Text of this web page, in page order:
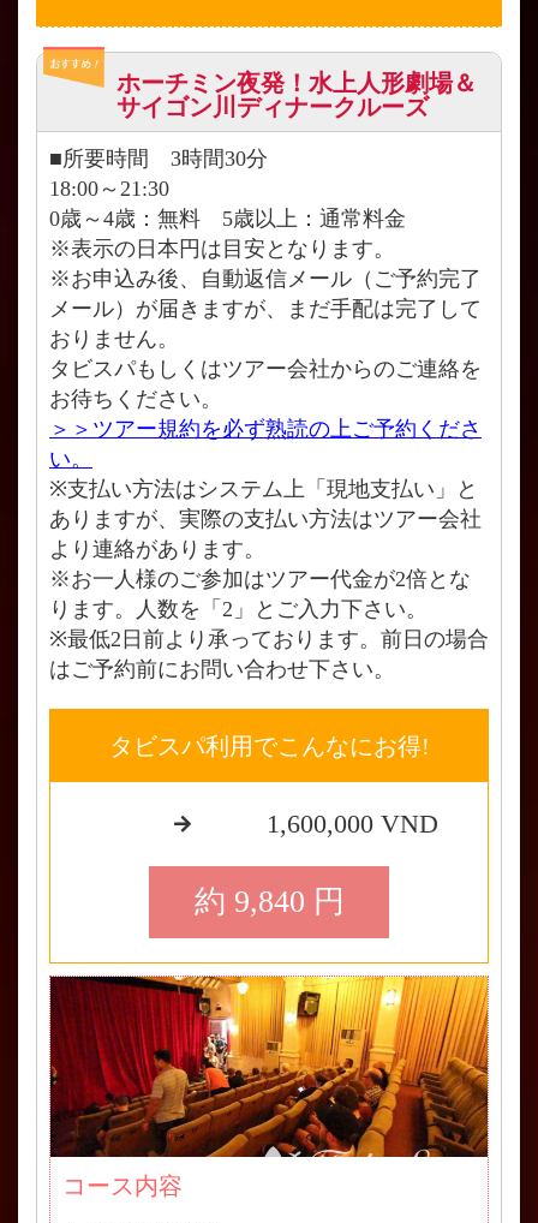
ホーチミン夜発！水上人形劇場＆
サイゴン川ディナークルーズ
■所要時間 3時間30分
18:00～21:30
0歳～4歳：無料 5歳以上：通常料金
※表示の日本円は目安となります。
※お申込み後、自動返信メール（ご予約完了
メール）が届きますが、まだ手配は完了して
おりません。
タビスパもしくはツアー会社からのご連絡を
お待ちください。
＞＞ツアー規約を必ず熟読の上ご予約くださ
い。
※支払い方法はシステム上「現地支払い」と
ありますが、実際の支払い方法はツアー会社
より連絡があります。
※お一人様のご参加はツアー代金が2倍とな
ります。人数を「2」とご入力下さい。
※最低2日前より承っております。前日の場合
はご予約前にお問い合わせ下さい。
タビスパ利用でこんなにお得!
1,600,000 VND
約 9,840 円
コース内容